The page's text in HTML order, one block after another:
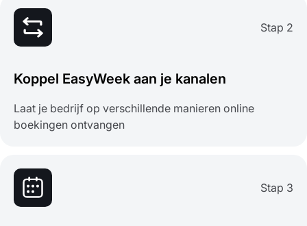
Stap 2
Koppel EasyWeek aan je kanalen
Laat je bedrijf op verschillende manieren online
boekingen ontvangen
Stap 3